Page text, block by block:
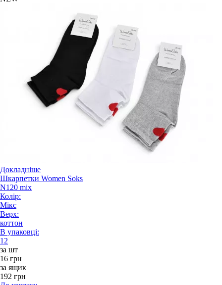
Докладніше
Шкарпетки Women Soks
N120 mix
Колір:
Мікс
Верх:
коттон
В упаковці:
12
за шт
16 грн
за ящик
192 грн